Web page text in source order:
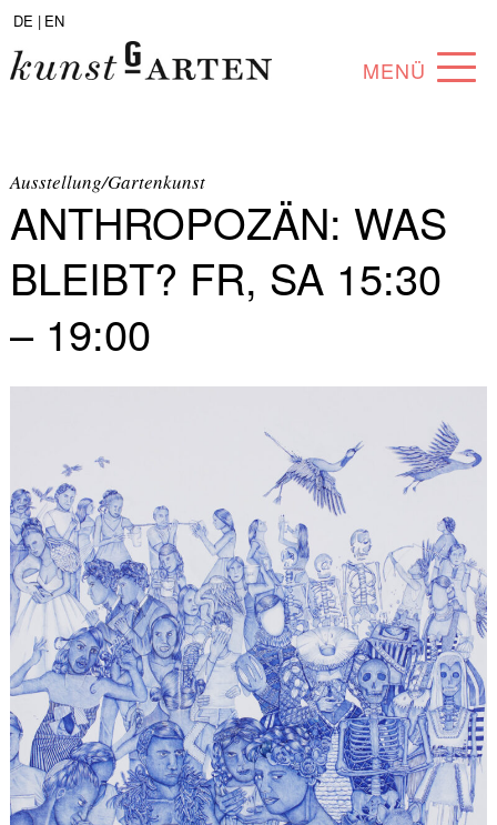
DE | EN
MENÜ
ABOUT
SAMMLUNG
KÜNSTLER*INNEN
PARTNER*INNEN
ANGEBOTE
Ausstellung/Gartenkunst
ANTHROPOZÄN: WAS
BLEIBT? FR, SA 15:30
– 19:00